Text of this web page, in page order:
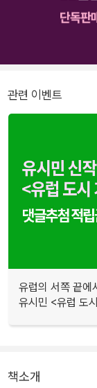
관련 이벤트
유럽의 서쪽 끝에
유시민 <유럽 도
책소개